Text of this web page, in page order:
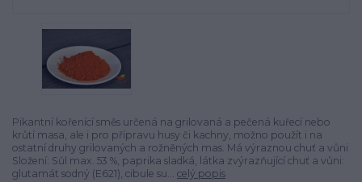
Pikantní kořenící směs určená na grilovaná a pečená kuřecí nebo
krůtí masa, ale i pro přípravu husy či kachny, možno použít i na
ostatní druhy grilovaných a rožněných mas. Má výraznou chuť a vůni
Složení: Sůl max. 53 %, paprika sladká, látka zvýrazňující chuť a vůni:
glutamát sodný (E621), cibule su... celý popis